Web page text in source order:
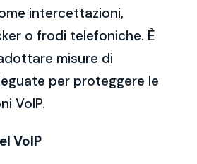
intercettazioni,
o frodi telefoniche. È
misure di
per proteggere le
VoIP.
VoIP